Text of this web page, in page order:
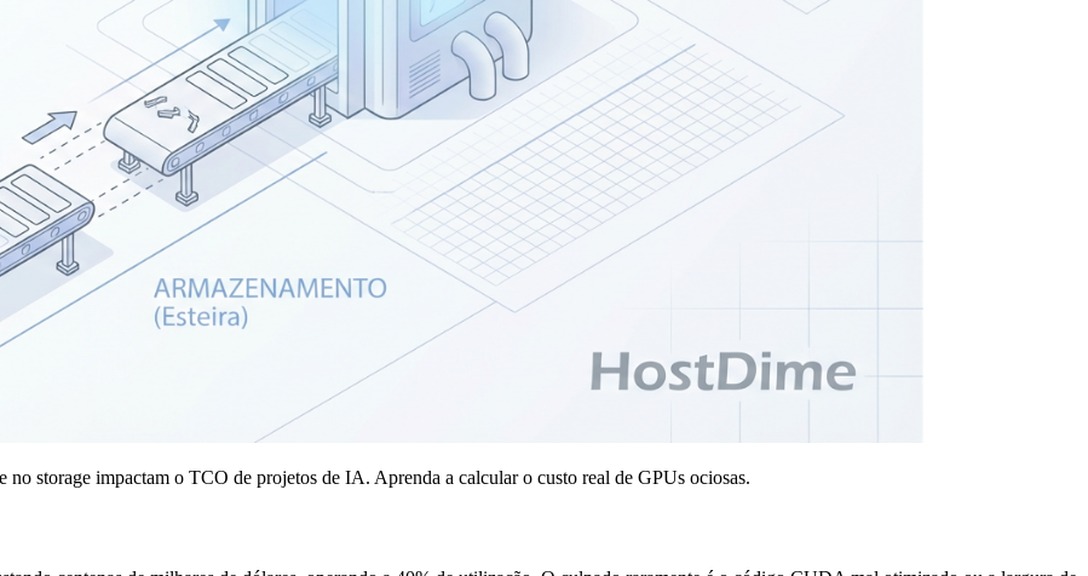
no storage impactam o TCO de projetos de IA. Aprenda a calcular o custo real de GPUs ociosas.